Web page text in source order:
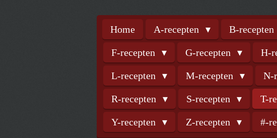
Home A-recepten B-recepten
F-recepten G-recepten H-
L-recepten M-recepten N-
R-recepten S-recepten T-
Y-recepten Z-recepten #-